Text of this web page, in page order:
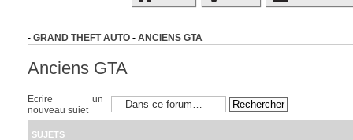
- GRAND THEFT AUTO - ANCIENS GTA
Anciens GTA
Ecrire un
nouveau sujet
SUJETS